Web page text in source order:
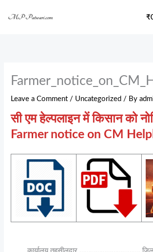
₹
Leave a Comment / Uncategorized / By
सी एम हेल्पलाइन में किसान को
Farmer notice on CM